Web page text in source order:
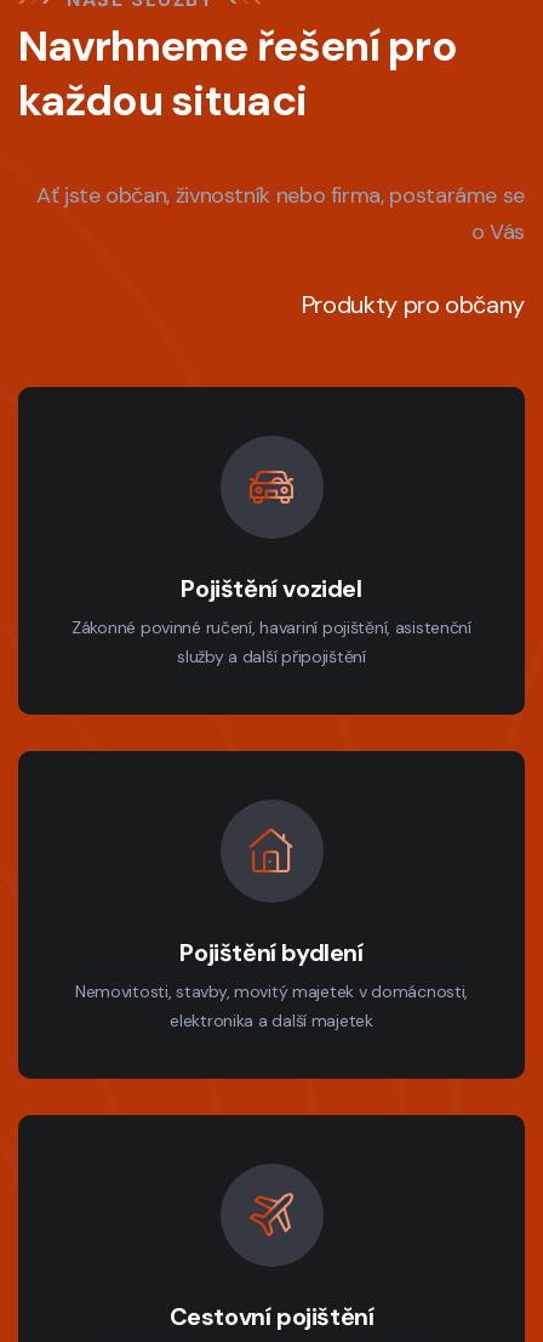
Navrhneme řešení pro
každou situaci
Ať jste občan, živnostník nebo firma, postaráme se
o Vás
Produkty pro občany
Pojištění vozidel
Zákonné povinné ručení, havariní pojištění, asistenční
služby a další připojištění
Pojištění bydlení
Nemovitosti, stavby, movitý majetek v domácnosti,
elektronika a další majetek
Cestovní pojištění